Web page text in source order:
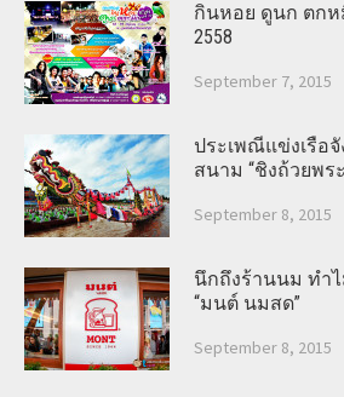
กินหอย ดูนก ตกห
2558
September 7, 2015
ประเพณีแข่งเรือ
สนาม “ชิงถ้วยพร
September 8, 2015
นึกถึงร้านนม ทำ
“มนต์ นมสด”
September 8, 2015